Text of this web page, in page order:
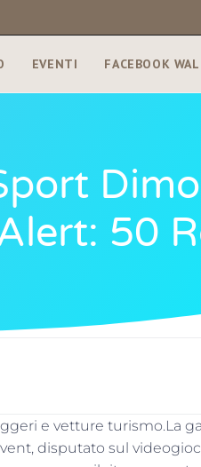
EVENTI FACEBOOK
50
e vetture turismo.La
disputato sul